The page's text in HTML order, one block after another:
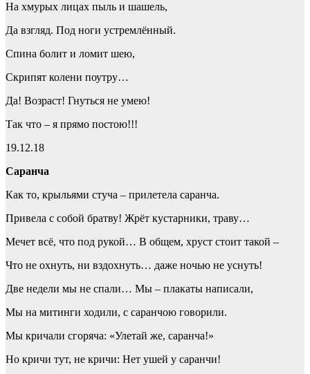
На хмурых лицах пыль и шашель,
Да взгляд. Под ноги устремлённый.
Спина болит и ломит шею,
Скрипят колени поутру…
Да! Возраст! Гнуться не умею!
Так что – я прямо постою!!!
19.12.18
Саранча
Как то, крыльями стуча – прилетела саранча.
Привела с собой братву! Жрёт кустарники, траву…
Мечет всё, что под рукой… В общем, хруст стоит такой –
Что не охнуть, ни вздохнуть… даже ночью не уснуть!
Две недели мы не спали… Мы – плакаты написали,
Мы на митинги ходили, с саранчою говорили.
Мы кричали сгоряча: «Улетай же, саранча!»
Но кричи тут, не кричи: Нет ушей у саранчи!